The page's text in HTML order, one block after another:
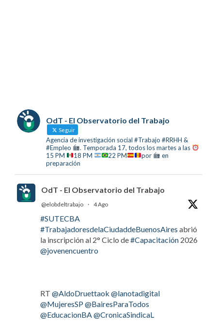
OdT - El Observatorio del Trabajo
Seguir
Agencia de investigación social #Trabajo #RRHH &
#Empleo
. Temporada 17, todos los martes a las
15 PM
18 PM 22 PM por
en
preparación
OdT - El Observatorio del Trabajo
@elobdeltrabajo · 4 Ago
#SUTECBA
#TrabajadoresdelaCiudaddeBuenosAires abrió
la inscripción al 2° Ciclo de#Capacitación 2026
@jovenencuentro
RT @AldoDruettaok @lanotadigital
@MujeresSP@BairesParaTodos
@EducacionBA @CronicaSindicaL